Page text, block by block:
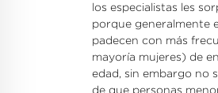
los especialistas les
porque generalmente
padecen con más
mayoría mujeres) de
edad, sin embargo no
de que personas